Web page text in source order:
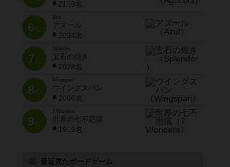
2119名
6位
Azul
アズール
2034名
7位
宝石の煌き
2028名
8位
Wingspan
ウイングスパン
2006名
9位
7 Wonders
世界の七不思議
1919名
最近見たボードゲーム